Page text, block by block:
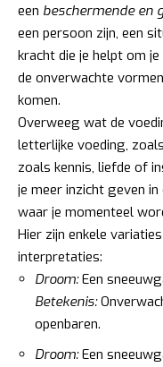
een beschermende en
een persoon zijn, een
kracht die je helpt om
de onverwachte
komen.
Overweeg wat de
letterlijke voeding,
zoals kennis, liefde of
je meer inzicht geven in
waar je momenteel
Hier zijn enkele
interpretaties:
Droom:Een
Betekenis:
openbaren.
Droom:Een